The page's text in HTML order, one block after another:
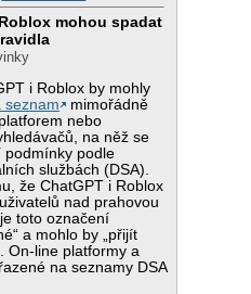
mohou spadat
i Roblox by mohly
seznam
mimořádně
nebo
na něž se
podmínky podle
službách (DSA).
že ChatGPT i Roblox
nad prahovou
toto označení
a mohlo by „přijít
On-line platformy a
na seznamy DSA